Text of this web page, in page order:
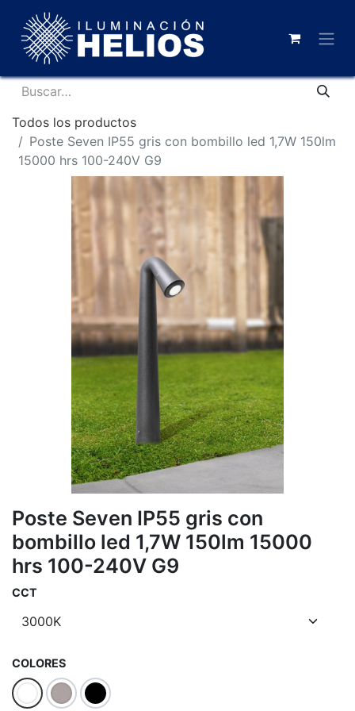
Todos los productos
Poste Seven IP55 gris con bombillo led 1,7W 150lm
15000 hrs 100-240V G9
Poste Seven IP55 gris con
bombillo led 1,7W 150lm 15000
hrs 100-240V G9
CCT
COLORES